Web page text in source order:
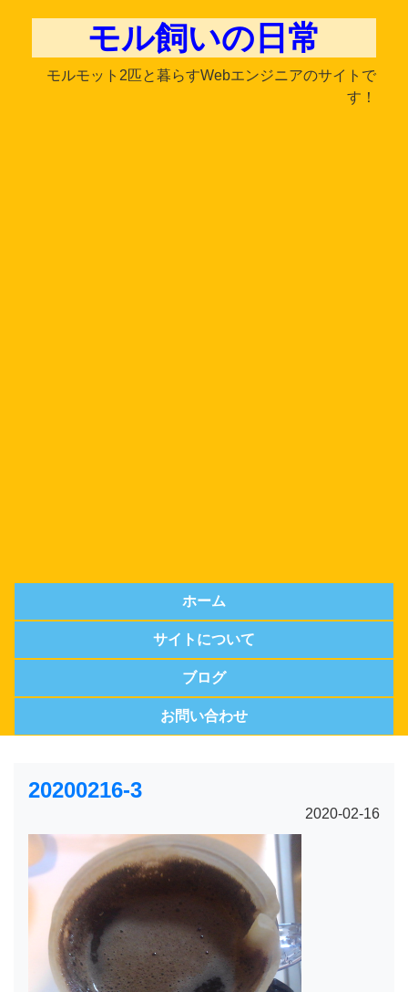
モル飼いの日常
モルモット2匹と暮らすWebエンジニアのサイトで
す！
ホーム
サイトについて
ブログ
お問い合わせ
20200216-3
2020-02-16